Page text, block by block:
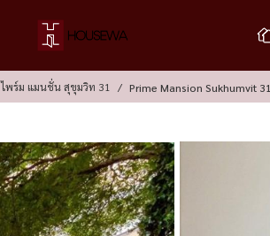
ไพร์ม แมนชั่น สุขุมวิท 31 Prime Mansion Sukhumvit 31